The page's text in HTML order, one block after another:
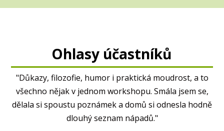
Ohlasy účastníků
"Důkazy, filozofie, humor i praktická moudrost, a to
všechno nějak v jednom workshopu. Smála jsem se,
dělala si spoustu poznámek a domů si odnesla hodně
dlouhý seznam nápadů."